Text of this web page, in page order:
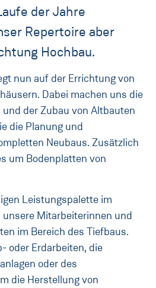
der Jahre
Repertoire aber
Hochbau.
nun auf der Errichtung von
Dabei machen uns die
der Zubau von Altbauten
die Planung und
Neubaus. Zusätzlich
um Bodenplatten von
Leistungspalette im
Mitarbeiterinnen und
im Bereich des Tiefbaus.
oder Erdarbeiten, die
oder des
die Herstellung von